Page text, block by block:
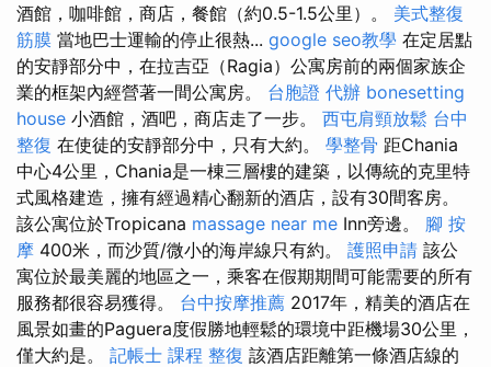
酒館，咖啡館，商店，餐館（約0.5-1.5公里）。 美式整復
筋膜 當地巴士運輸的停止很熱... google seo教學 在定居點​​
的安靜部分中，在拉吉亞（Ragia）公寓房前的兩個家族企
業的框架內經營著一間公寓房。 台胞證 代辦 bonesetting
house 小酒館，酒吧，商店走了一步。 西屯肩頸放鬆 台中
整復 在使徒的安靜部分中，只有大約。 學整骨 距Chania
中心4公里，Chania是一棟三層樓的建築，以傳統的克里特
式風格建造，擁有經過精心翻新的酒店，設有30間客房。
該公寓位於Tropicana massage near me Inn旁邊。 腳 按
摩 400米，而沙質/微小的海岸線只有約。 護照申請 該公
寓位於最美麗的地區之一，乘客在假期期間可能需要的所有
服務都很容易獲得。 台中按摩推薦 2017年，精美的酒店在
風景如畫的Paguera度假勝地輕鬆的環境中距機場30公里，
僅大約是。 記帳士 課程 整復 該酒店距離第一條酒店線的